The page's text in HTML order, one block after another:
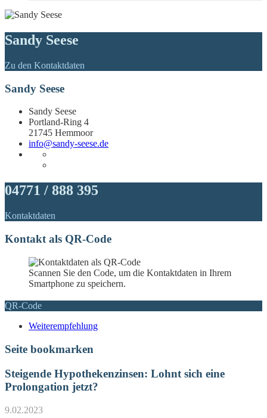
Sandy Seese
Zu den Kontaktdaten
Sandy Seese
Sandy Seese
Portland-Ring 4
21745 Hemmoor
info@sandy-seese.de
04771 / 888 395
Kontaktdaten
Kontakt als QR-Code
Scannen Sie den Code, um die Kontaktdaten in Ihrem
Smartphone zu speichern.
QR-Code
Weiterempfehlung
Seite bookmarken
Steigende Hypothekenzinsen: Lohnt sich eine
Prolongation jetzt?
9.02.2023